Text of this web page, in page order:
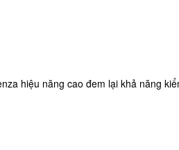
hiệu năng cao đem lại khả năng